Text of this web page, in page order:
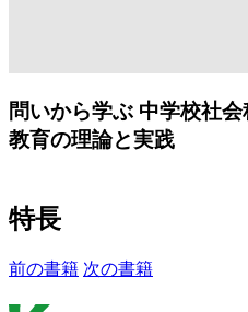
問いから学ぶ 中学校社
教育の理論と実践
特長
前の書籍 次の書籍